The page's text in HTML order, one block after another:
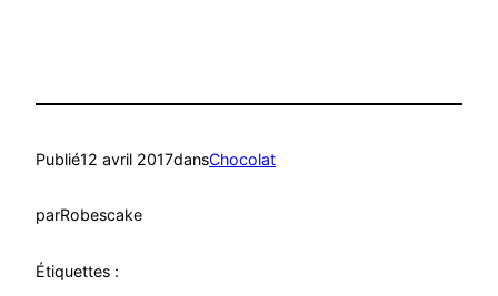
Publié12 avril 2017dansChocolat
parRobescake
Étiquettes :